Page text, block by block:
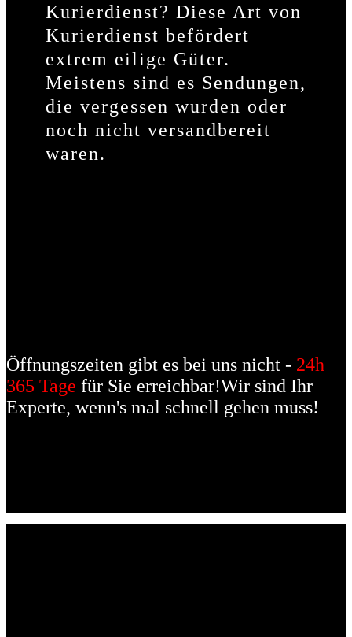
Kurierdienst? Diese Art von
Kurierdienst befördert
extrem eilige Güter.
Meistens sind es Sendungen,
die vergessen wurden oder
noch nicht versandbereit
waren.
Öffnungszeiten gibt es bei uns nicht - 24h
365 Tage für Sie erreichbar!Wir sind Ihr
Experte, wenn's mal schnell gehen muss!